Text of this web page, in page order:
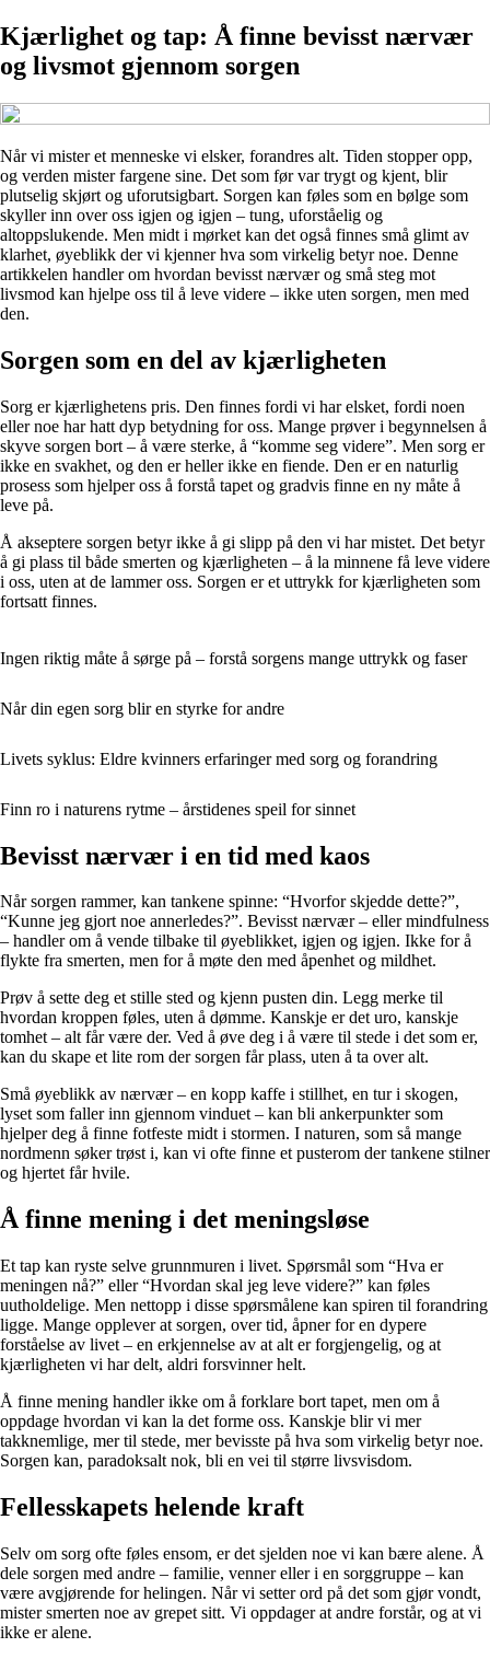
Kjærlighet og tap: Å finne bevisst nærvær
og livsmot gjennom sorgen
Når vi mister et menneske vi elsker, forandres alt. Tiden stopper opp,
og verden mister fargene sine. Det som før var trygt og kjent, blir
plutselig skjørt og uforutsigbart. Sorgen kan føles som en bølge som
skyller inn over oss igjen og igjen – tung, uforståelig og
altoppslukende. Men midt i mørket kan det også finnes små glimt av
klarhet, øyeblikk der vi kjenner hva som virkelig betyr noe. Denne
artikkelen handler om hvordan bevisst nærvær og små steg mot
livsmod kan hjelpe oss til å leve videre – ikke uten sorgen, men med
den.
Sorgen som en del av kjærligheten
Sorg er kjærlighetens pris. Den finnes fordi vi har elsket, fordi noen
eller noe har hatt dyp betydning for oss. Mange prøver i begynnelsen å
skyve sorgen bort – å være sterke, å “komme seg videre”. Men sorg er
ikke en svakhet, og den er heller ikke en fiende. Den er en naturlig
prosess som hjelper oss å forstå tapet og gradvis finne en ny måte å
leve på.
Å akseptere sorgen betyr ikke å gi slipp på den vi har mistet. Det betyr
å gi plass til både smerten og kjærligheten – å la minnene få leve videre
i oss, uten at de lammer oss. Sorgen er et uttrykk for kjærligheten som
fortsatt finnes.
Ingen riktig måte å sørge på – forstå sorgens mange uttrykk og faser
Når din egen sorg blir en styrke for andre
Livets syklus: Eldre kvinners erfaringer med sorg og forandring
Finn ro i naturens rytme – årstidenes speil for sinnet
Bevisst nærvær i en tid med kaos
Når sorgen rammer, kan tankene spinne: “Hvorfor skjedde dette?”,
“Kunne jeg gjort noe annerledes?”. Bevisst nærvær – eller mindfulness
– handler om å vende tilbake til øyeblikket, igjen og igjen. Ikke for å
flykte fra smerten, men for å møte den med åpenhet og mildhet.
Prøv å sette deg et stille sted og kjenn pusten din. Legg merke til
hvordan kroppen føles, uten å dømme. Kanskje er det uro, kanskje
tomhet – alt får være der. Ved å øve deg i å være til stede i det som er,
kan du skape et lite rom der sorgen får plass, uten å ta over alt.
Små øyeblikk av nærvær – en kopp kaffe i stillhet, en tur i skogen,
lyset som faller inn gjennom vinduet – kan bli ankerpunkter som
hjelper deg å finne fotfeste midt i stormen. I naturen, som så mange
nordmenn søker trøst i, kan vi ofte finne et pusterom der tankene stilner
og hjertet får hvile.
Å finne mening i det meningsløse
Et tap kan ryste selve grunnmuren i livet. Spørsmål som “Hva er
meningen nå?” eller “Hvordan skal jeg leve videre?” kan føles
uutholdelige. Men nettopp i disse spørsmålene kan spiren til forandring
ligge. Mange opplever at sorgen, over tid, åpner for en dypere
forståelse av livet – en erkjennelse av at alt er forgjengelig, og at
kjærligheten vi har delt, aldri forsvinner helt.
Å finne mening handler ikke om å forklare bort tapet, men om å
oppdage hvordan vi kan la det forme oss. Kanskje blir vi mer
takknemlige, mer til stede, mer bevisste på hva som virkelig betyr noe.
Sorgen kan, paradoksalt nok, bli en vei til større livsvisdom.
Fellesskapets helende kraft
Selv om sorg ofte føles ensom, er det sjelden noe vi kan bære alene. Å
dele sorgen med andre – familie, venner eller i en sorggruppe – kan
være avgjørende for helingen. Når vi setter ord på det som gjør vondt,
mister smerten noe av grepet sitt. Vi oppdager at andre forstår, og at vi
ikke er alene.